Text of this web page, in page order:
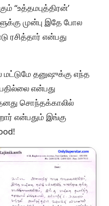
“உத்தமபுத்திரன்’
முன்பு இதே போல
ரசித்தார் என்பது
தனுஷுக்கு எந்த
என்பது
தனது சொந்தக்காலில்
என்பதும் இங்கு